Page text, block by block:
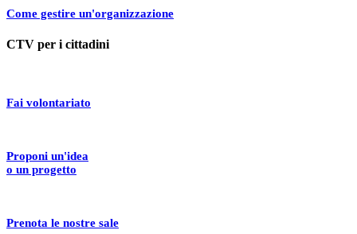
Come gestire un'organizzazione
CTV per i cittadini
Fai volontariato
Proponi un'idea
o un progetto
Prenota le nostre sale